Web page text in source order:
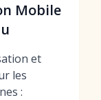
Mobile
et
les
: